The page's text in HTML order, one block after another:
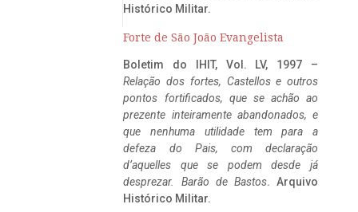
Histórico Militar.
Forte de São João Evangelista
Boletim do IHIT, Vol. LV, 1997 –
Relação dos fortes, Castellos e outros
pontos fortificados, que se achão ao
prezente inteiramente abandonados, e
que nenhuma utilidade tem para a
defeza do Pais, com declaração
d’aquelles que se podem desde já
desprezar. Barão de Bastos. Arquivo
Histórico Militar.